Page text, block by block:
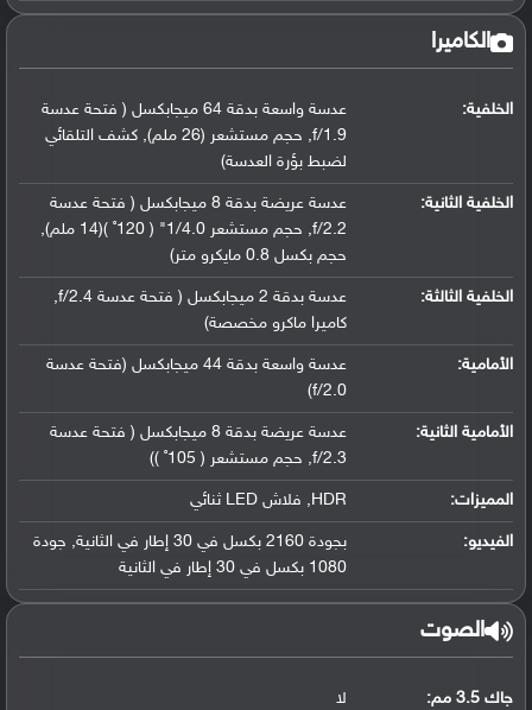
الكاميرا
الخلفية:
عدسة واسعة بدقة 64 ميجابكسل ( فتحة عدسة
f/1.9, حجم مستشعر (26 ملم), كشف التلقائي
لضبط بؤرة العدسة)
الخلفية الثانية:
عدسة عريضة بدقة 8 ميجابكسل ( فتحة عدسة
f/2.2, حجم مستشعر 1/4.0" ( 120˚ )(14 ملم),
حجم بكسل 0.8 مايكرو متر)
الخلفية الثالثة:
عدسة بدقة 2 ميجابكسل ( فتحة عدسة f/2.4,
كاميرا ماكرو مخصصة)
الأمامية:
عدسة واسعة بدقة 44 ميجابكسل (فتحة عدسة
f/2.0)
الأمامية الثانية:
عدسة عريضة بدقة 8 ميجابكسل ( فتحة عدسة
f/2.3, حجم مستشعر ( 105˚ ))
المميزات: HDR, فلاش LED ثنائي
الفيديو:
بجودة 2160 بكسل في 30 إطار في الثانية, جودة
1080 بكسل في 30 إطار في الثانية
الصوت
جاك 3.5 مم: لا